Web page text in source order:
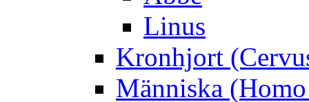
Linus
Kronhjort
Människa